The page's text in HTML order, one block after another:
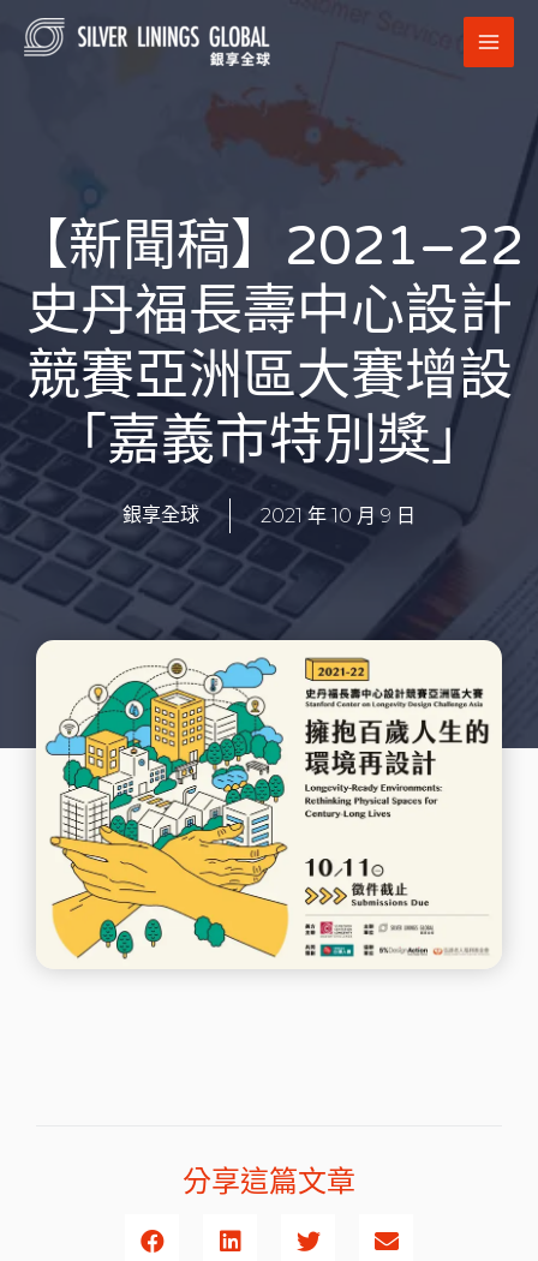
【新聞稿】2021–22
史丹福長壽中心設計
競賽亞洲區大賽增設
「嘉義市特別獎」
銀享全球 2021 年 10 月 9 日
分享這篇文章